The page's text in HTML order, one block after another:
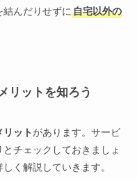
んだりせずに 自宅以外の
リットを知ろう
リットがあります。サービ
チェックしておきましょ
く解説していきます。